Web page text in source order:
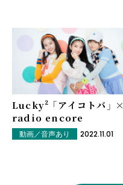
Lucky² 「アイコトバ」 ×
radio encore
動画／音声あり 2022.11.01